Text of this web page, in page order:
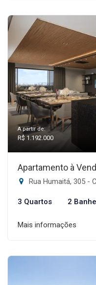
A partir de:
R$ 1.192.000
Apartamento à
Rua Humaitá, 305 -
3 Quartos 2
Mais informações